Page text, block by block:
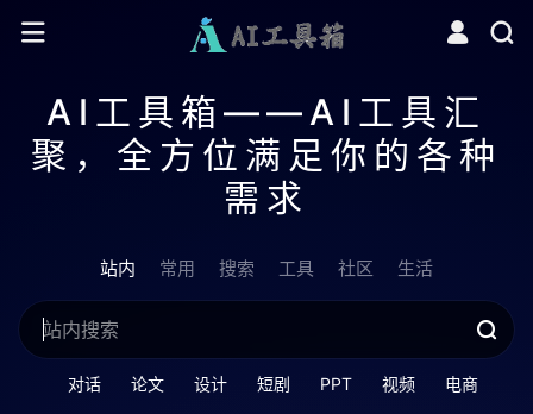
AI工具箱——AI工具汇
聚，全方位满足你的各种
需求
站内 常用 搜索 工具 社区 生活
对话 论文 设计 短剧 PPT 视频 电商